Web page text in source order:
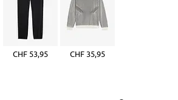
CHF 53,95 CHF 35,95